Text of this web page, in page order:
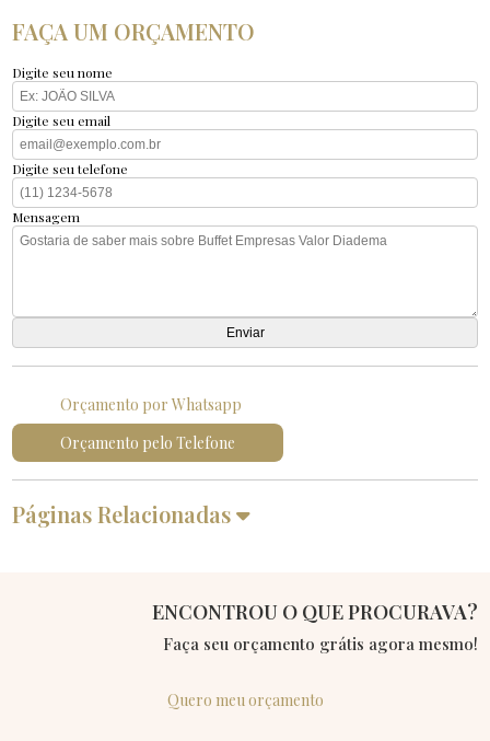
FAÇA UM ORÇAMENTO
Digite seu nome
Digite seu email
Digite seu telefone
Mensagem
Orçamento por Whatsapp
Orçamento pelo Telefone
Páginas Relacionadas
ENCONTROU O QUE PROCURAVA?
Faça seu orçamento grátis agora mesmo!
Quero meu orçamento